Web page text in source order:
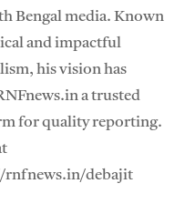
Bengal media. Known
and impactful
his vision has
a trusted
for quality reporting.
rnfnews.in/debajit